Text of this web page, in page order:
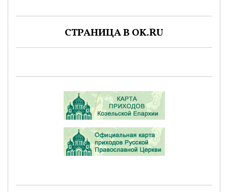
СТРАНИЦА В OK.RU